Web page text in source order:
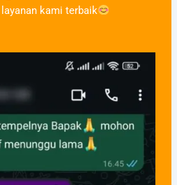
kami terbaik